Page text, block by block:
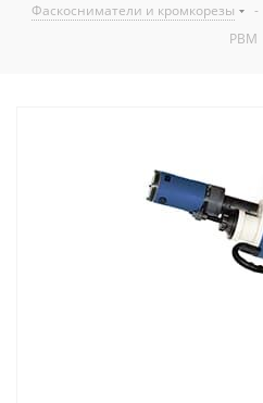
Фаскосниматели и кромкорезы
-
PBM